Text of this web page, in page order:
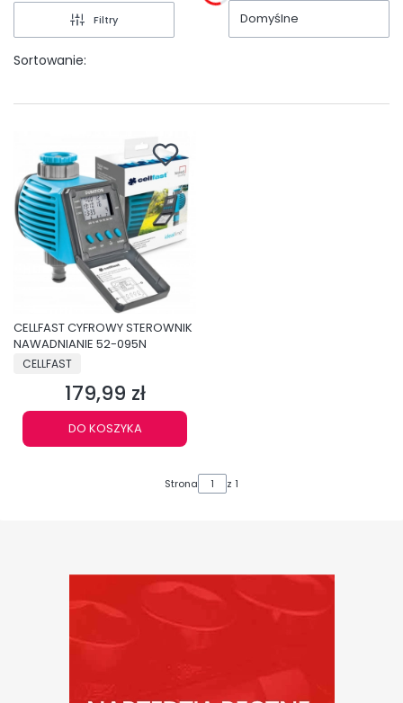
Filtry
Sortowanie:
Domyślne
CELLFAST CYFROWY STEROWNIK
NAWADNIANIE 52-095N
PRODUCENT
CELLFAST
Cena
179,99 zł
DO KOSZYKA
Strona z 1